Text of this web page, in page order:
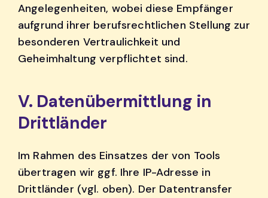
Angelegenheiten, wobei diese Empfänger
aufgrund ihrer berufsrechtlichen Stellung zur
besonderen Vertraulichkeit und
Geheimhaltung verpflichtet sind.
V. Datenübermittlung in
Drittländer
Im Rahmen des Einsatzes der von Tools
übertragen wir ggf. Ihre IP-Adresse in
Drittländer (vgl. oben). Der Datentransfer